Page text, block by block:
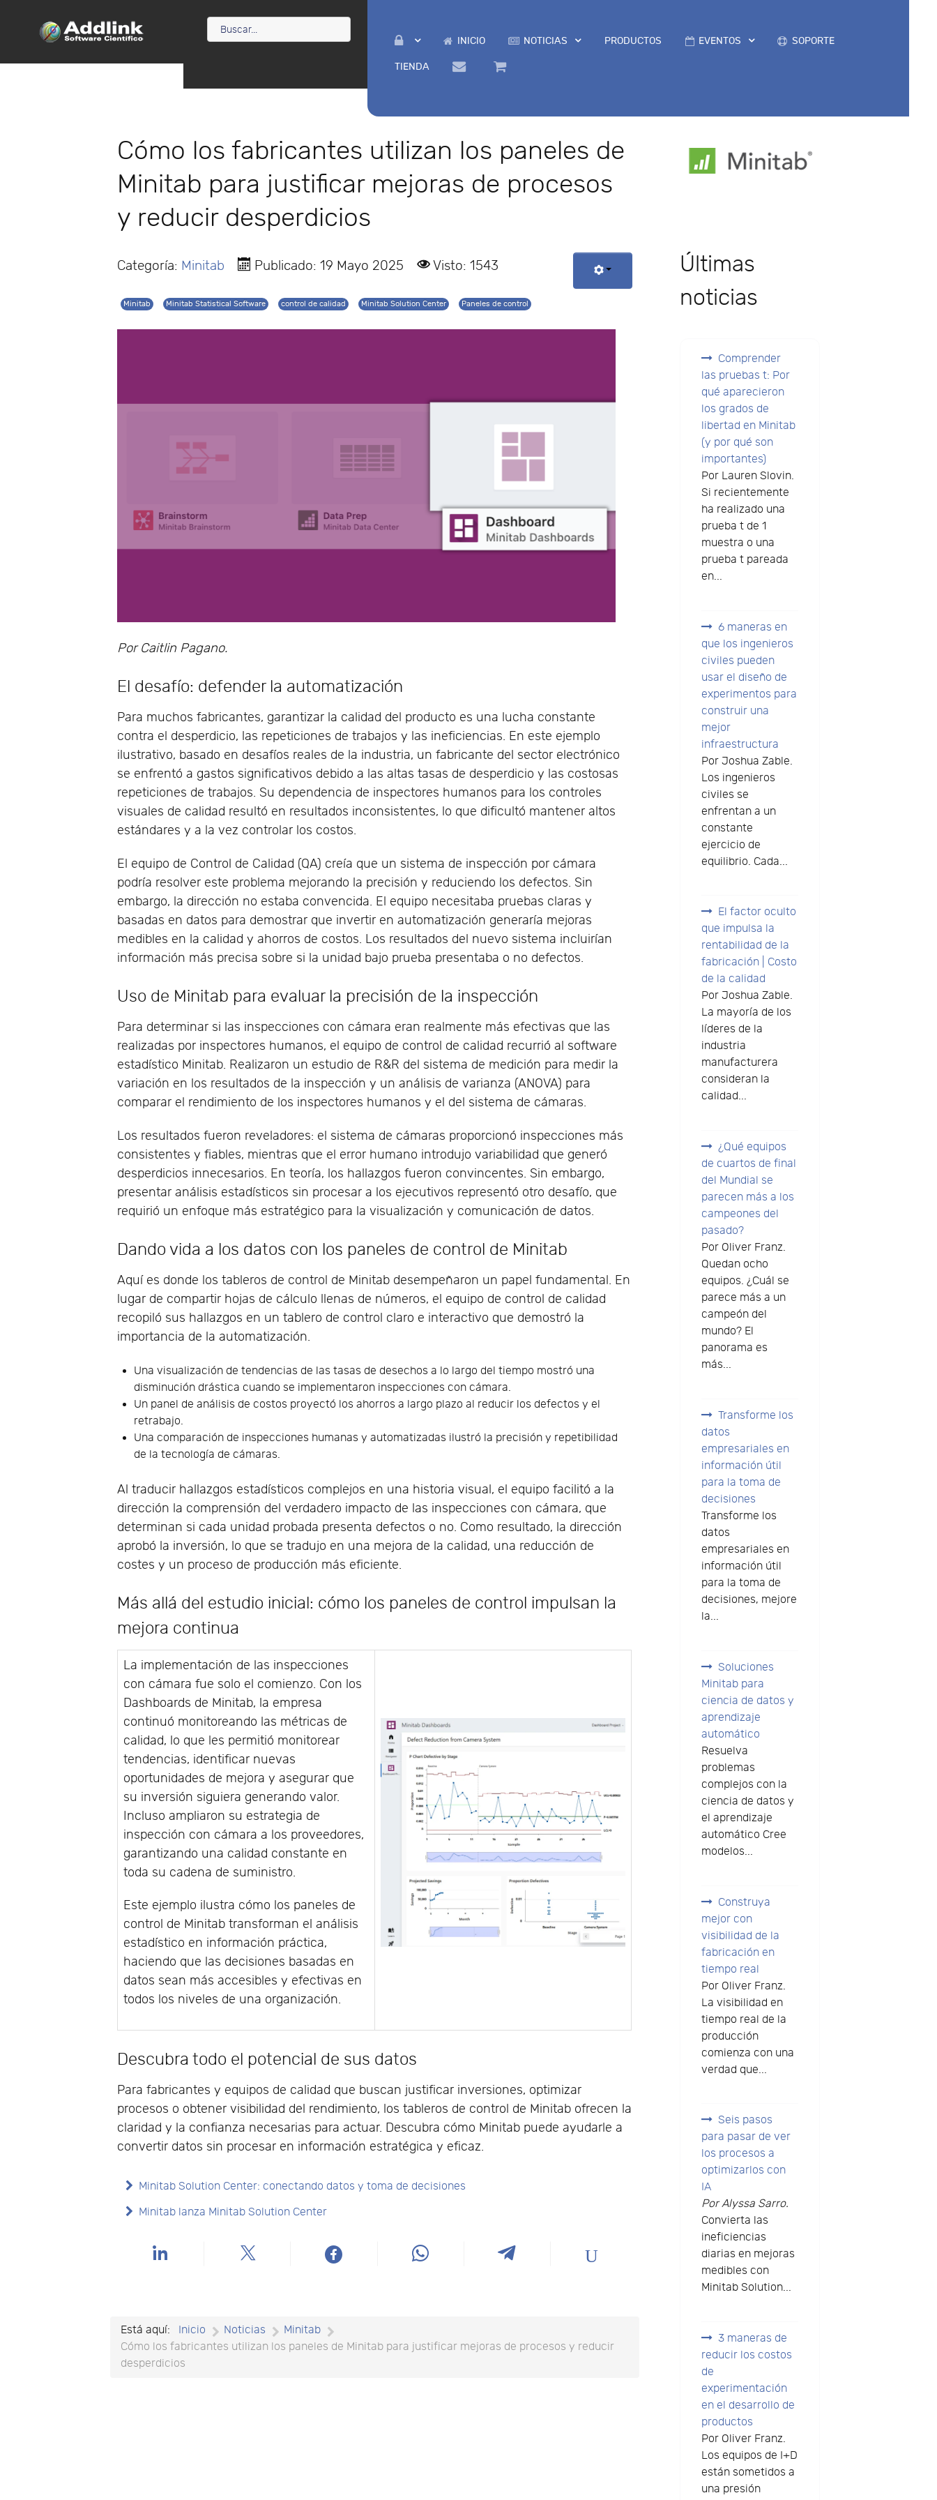
INICIO NOTICIAS PRODUCTOS EVENTOS SOPORTE
TIENDA
Cómo los fabricantes utilizan los paneles de
Minitab para justificar mejoras de procesos
y reducir desperdicios
Categoría: Minitab Publicado: 19 Mayo 2025 Visto: 1543
Minitab Minitab Statistical Software control de calidad Minitab Solution Center Paneles de control
Por Caitlin Pagano.
El desafío: defender la automatización
Para muchos fabricantes, garantizar la calidad del producto es una lucha constante
contra el desperdicio, las repeticiones de trabajos y las ineficiencias. En este ejemplo
ilustrativo, basado en desafíos reales de la industria, un fabricante del sector electrónico
se enfrentó a gastos significativos debido a las altas tasas de desperdicio y las costosas
repeticiones de trabajos. Su dependencia de inspectores humanos para los controles
visuales de calidad resultó en resultados inconsistentes, lo que dificultó mantener altos
estándares y a la vez controlar los costos.
El equipo de Control de Calidad (QA) creía que un sistema de inspección por cámara
podría resolver este problema mejorando la precisión y reduciendo los defectos. Sin
embargo, la dirección no estaba convencida. El equipo necesitaba pruebas claras y
basadas en datos para demostrar que invertir en automatización generaría mejoras
medibles en la calidad y ahorros de costos. Los resultados del nuevo sistema incluirían
información más precisa sobre si la unidad bajo prueba presentaba o no defectos.
Uso de Minitab para evaluar la precisión de la inspección
Para determinar si las inspecciones con cámara eran realmente más efectivas que las
realizadas por inspectores humanos, el equipo de control de calidad recurrió al software
estadístico Minitab. Realizaron un estudio de R&R del sistema de medición para medir la
variación en los resultados de la inspección y un análisis de varianza (ANOVA) para
comparar el rendimiento de los inspectores humanos y el del sistema de cámaras.
Los resultados fueron reveladores: el sistema de cámaras proporcionó inspecciones más
consistentes y fiables, mientras que el error humano introdujo variabilidad que generó
desperdicios innecesarios. En teoría, los hallazgos fueron convincentes. Sin embargo,
presentar análisis estadísticos sin procesar a los ejecutivos representó otro desafío, que
requirió un enfoque más estratégico para la visualización y comunicación de datos.
Dando vida a los datos con los paneles de control de Minitab
Aquí es donde los tableros de control de Minitab desempeñaron un papel fundamental. En
lugar de compartir hojas de cálculo llenas de números, el equipo de control de calidad
recopiló sus hallazgos en un tablero de control claro e interactivo que demostró la
importancia de la automatización.
Una visualización de tendencias de las tasas de desechos a lo largo del tiempo mostró una
disminución drástica cuando se implementaron inspecciones con cámara.
Un panel de análisis de costos proyectó los ahorros a largo plazo al reducir los defectos y el
retrabajo.
Una comparación de inspecciones humanas y automatizadas ilustró la precisión y repetibilidad
de la tecnología de cámaras.
Al traducir hallazgos estadísticos complejos en una historia visual, el equipo facilitó a la
dirección la comprensión del verdadero impacto de las inspecciones con cámara, que
determinan si cada unidad probada presenta defectos o no. Como resultado, la dirección
aprobó la inversión, lo que se tradujo en una mejora de la calidad, una reducción de
costes y un proceso de producción más eficiente.
Más allá del estudio inicial: cómo los paneles de control impulsan la
mejora continua
La implementación de las inspecciones
con cámara fue solo el comienzo. Con los
Dashboards de Minitab, la empresa
continuó monitoreando las métricas de
calidad, lo que les permitió monitorear
tendencias, identificar nuevas
oportunidades de mejora y asegurar que
su inversión siguiera generando valor.
Incluso ampliaron su estrategia de
inspección con cámara a los proveedores,
garantizando una calidad constante en
toda su cadena de suministro.
Este ejemplo ilustra cómo los paneles de
control de Minitab transforman el análisis
estadístico en información práctica,
haciendo que las decisiones basadas en
datos sean más accesibles y efectivas en
todos los niveles de una organización.
Descubra todo el potencial de sus datos
Para fabricantes y equipos de calidad que buscan justificar inversiones, optimizar
procesos o obtener visibilidad del rendimiento, los tableros de control de Minitab ofrecen la
claridad y la confianza necesarias para actuar. Descubra cómo Minitab puede ayudarle a
convertir datos sin procesar en información estratégica y eficaz.
Minitab Solution Center: conectando datos y toma de decisiones
Minitab lanza Minitab Solution Center
Está aquí: Inicio Noticias
Minitab
Cómo los fabricantes utilizan los paneles de Minitab para justificar mejoras de procesos y reducir
desperdicios
Últimas
noticias
Comprender
las pruebas t: Por
qué aparecieron
los grados de
libertad en Minitab
(y por qué son
importantes)
Por Lauren Slovin.
Si recientemente
ha realizado una
prueba t de 1
muestra o una
prueba t pareada
en...
6 maneras en
que los ingenieros
civiles pueden
usar el diseño de
experimentos para
construir una
mejor
infraestructura
Por Joshua Zable.
Los ingenieros
civiles se
enfrentan a un
constante
ejercicio de
equilibrio. Cada...
El factor oculto
que impulsa la
rentabilidad de la
fabricación | Costo
de la calidad
Por Joshua Zable.
La mayoría de los
líderes de la
industria
manufacturera
consideran la
calidad...
¿Qué equipos
de cuartos de final
del Mundial se
parecen más a los
campeones del
pasado?
Por Oliver Franz.
Quedan ocho
equipos. ¿Cuál se
parece más a un
campeón del
mundo? El
panorama es
más...
Transforme los
datos
empresariales en
información útil
para la toma de
decisiones
Transforme los
datos
empresariales en
información útil
para la toma de
decisiones, mejore
la...
Soluciones
Minitab para
ciencia de datos y
aprendizaje
automático
Resuelva
problemas
complejos con la
ciencia de datos y
el aprendizaje
automático Cree
modelos...
Construya
mejor con
visibilidad de la
fabricación en
tiempo real
Por Oliver Franz.
La visibilidad en
tiempo real de la
producción
comienza con una
verdad que...
Seis pasos
para pasar de ver
los procesos a
optimizarlos con
IA
Por Alyssa Sarro.
Convierta las
ineficiencias
diarias en mejoras
medibles con
Minitab Solution...
3 maneras de
reducir los costos
de
experimentación
en el desarrollo de
productos
Por Oliver Franz.
Los equipos de I+D
están sometidos a
una presión